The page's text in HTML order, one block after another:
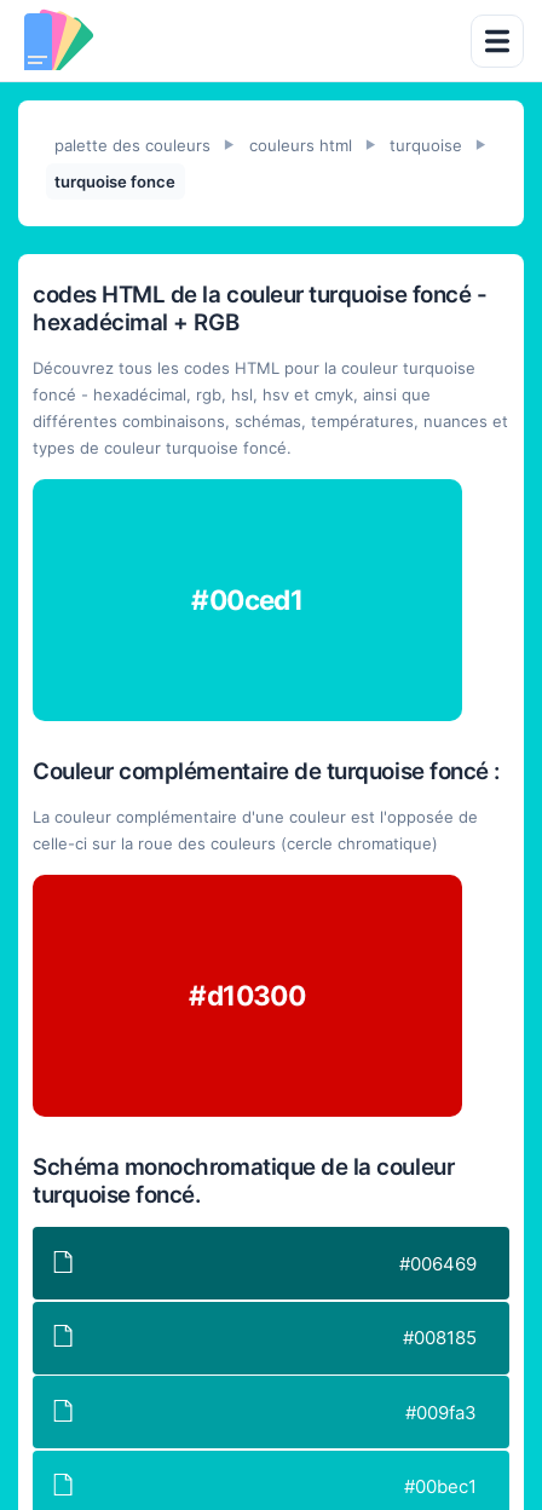
palette des couleurs ► couleurs html ► turquoise ►
turquoise fonce
codes HTML de la couleur turquoise foncé -
hexadécimal + RGB
Découvrez tous les codes HTML pour la couleur turquoise
foncé - hexadécimal, rgb, hsl, hsv et cmyk, ainsi que
différentes combinaisons, schémas, températures, nuances et
types de couleur turquoise foncé.
#00ced1
Couleur complémentaire de turquoise foncé :
La couleur complémentaire d'une couleur est l'opposée de
celle-ci sur la roue des couleurs (cercle chromatique)
#d10300
Schéma monochromatique de la couleur
turquoise foncé.
#006469
#008185
#009fa3
#00bec1